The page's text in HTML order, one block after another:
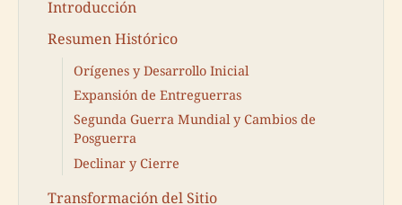
Introducción
Resumen Histórico
Orígenes y Desarrollo Inicial
Expansión de Entreguerras
Segunda Guerra Mundial y Cambios de
Posguerra
Declinar y Cierre
Transformación del Sitio